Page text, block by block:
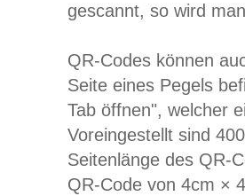
gescannt, so wird
QR-Codes können
Seite eines Pegels
Tab öffnen", welcher
Voreingestellt sind
Seitenlänge des QR-
QR-Code von 4cm ×